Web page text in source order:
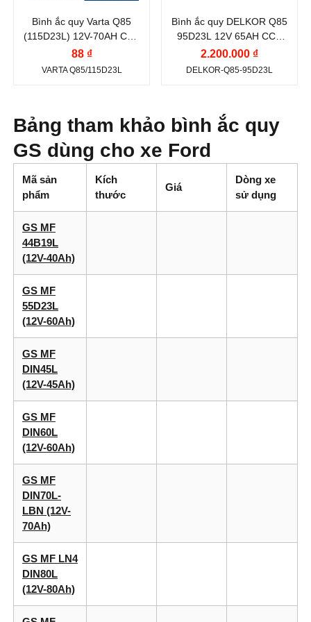
Dòng khởi động
CCA (A):
Battery)
Vị trí cọc:
Cọc nghịch
L
Kiểu cọc:
Cọc tiêu
Bình ắc quy Varta Q85
(115D23L) 12V-70AH CCA
660A
88 ₫
VARTA Q85/115D23L
Dòng khởi động
CCA (A):
Battery)
Vị trí cọc:
L
Cọc tiêu
Bình ắc quy DELKOR Q85
95D23L 12V 65AH CCA
620A
2.200.000 ₫
DELKOR-Q85-95D23L
Bảng tham khảo bình ắc quy
GS dùng cho xe Ford
Mã sản
phẩm
Kích
thước
Giá
Dòng xe
sử dụng
GS MF
44B19L
(12V-40Ah)
GS MF
55D23L
(12V-60Ah)
GS MF
DIN45L
(12V-45Ah)
GS MF
DIN60L
(12V-60Ah)
GS MF
DIN70L-
LBN (12V-
70Ah)
GS MF LN4
DIN80L
(12V-80Ah)